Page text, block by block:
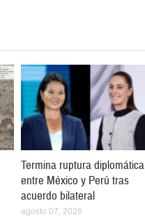
Termina ruptura diplomática
entre México y Perú tras
acuerdo bilateral
agosto 07, 2026